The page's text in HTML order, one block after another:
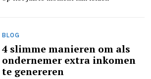
BLOG
4 slimme manieren om als
ondernemer extra inkomen
te genereren